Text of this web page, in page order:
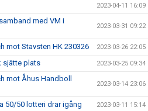
2023-04-11 16:09
med VM i
2023-03-31 09:22
mot Stavsten HK 230326 2023-03-26 22:05
sjätte plats 2023-03-25 09:34
mot Åhus Handboll
2023-03-14 23:06
50/50 lotteri drar igång 2023-03-11 15:14